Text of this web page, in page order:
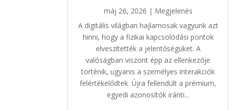
máj 26, 2026 | Megjelenés
A digitális világban hajlamosak vagyunk azt
hinni, hogy a fizikai kapcsolódási pontok
elveszítették a jelentőségüket. A
valóságban viszont épp az ellenkezője
történik, ugyanis a személyes interakciók
felértékelődtek. Újra fellendült a prémium,
egyedi azonosítók iránti...